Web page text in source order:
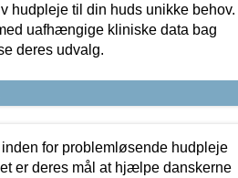
hudpleje til din huds unikke behov.
uafhængige kliniske data bag
deres udvalg.
for problemløsende hudpleje
er deres mål at hjælpe danskerne